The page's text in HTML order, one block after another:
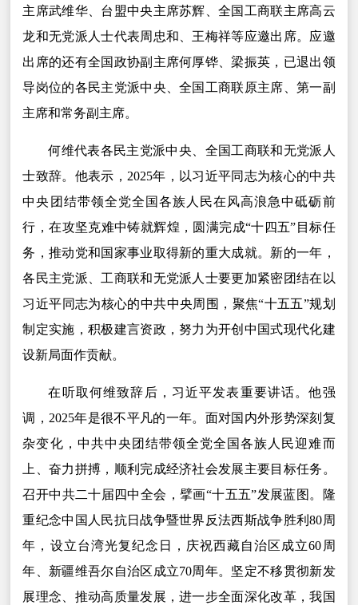
主席武维华、台盟中央主席苏辉、全国工商联主席高云
龙和无党派人士代表周忠和、王梅祥等应邀出席。应邀
出席的还有全国政协副主席何厚铧、梁振英，已退出领
导岗位的各民主党派中央、全国工商联原主席、第一副
主席和常务副主席。
何维代表各民主党派中央、全国工商联和无党派人
士致辞。他表示，2025年，以习近平同志为核心的中共
中央团结带领全党全国各族人民在风高浪急中砥砺前
行，在攻坚克难中铸就辉煌，圆满完成“十四五”目标任
务，推动党和国家事业取得新的重大成就。新的一年，
各民主党派、工商联和无党派人士要更加紧密团结在以
习近平同志为核心的中共中央周围，聚焦“十五五”规划
制定实施，积极建言资政，努力为开创中国式现代化建
设新局面作贡献。
在听取何维致辞后，习近平发表重要讲话。他强
调，2025年是很不平凡的一年。面对国内外形势深刻复
杂变化，中共中央团结带领全党全国各族人民迎难而
上、奋力拼搏，顺利完成经济社会发展主要目标任务。
召开中共二十届四中全会，擘画“十五五”发展蓝图。隆
重纪念中国人民抗日战争暨世界反法西斯战争胜利80周
年，设立台湾光复纪念日，庆祝西藏自治区成立60周
年、新疆维吾尔自治区成立70周年。坚定不移贯彻新发
展理念、推动高质量发展，进一步全面深化改革，我国